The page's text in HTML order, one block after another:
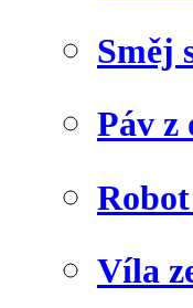
Směj
Páv z
Víla